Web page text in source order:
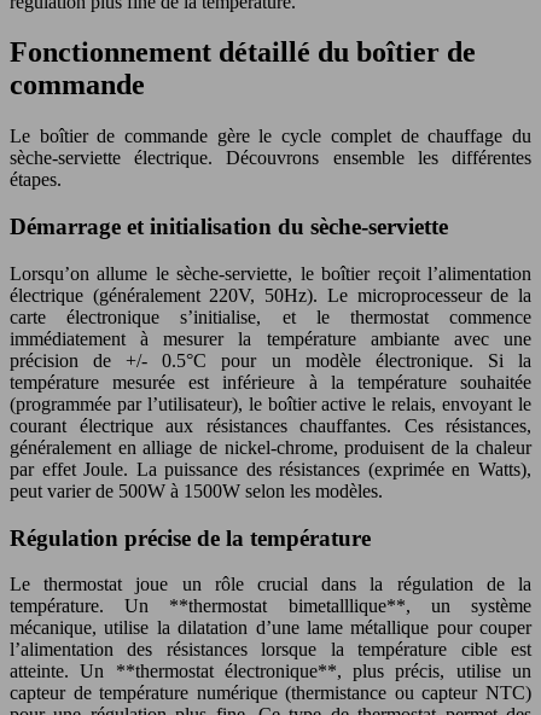
Fonctionnement détaillé du boîtier de
commande
Le boîtier de commande gère le cycle complet de chauffage du
sèche-serviette électrique. Découvrons ensemble les différentes
étapes.
Démarrage et initialisation du sèche-serviette
Lorsqu’on allume le sèche-serviette, le boîtier reçoit l’alimentation
électrique (généralement 220V, 50Hz). Le microprocesseur de la
carte électronique s’initialise, et le thermostat commence
immédiatement à mesurer la température ambiante avec une
précision de +/- 0.5°C pour un modèle électronique. Si la
température mesurée est inférieure à la température souhaitée
(programmée par l’utilisateur), le boîtier active le relais, envoyant le
courant électrique aux résistances chauffantes. Ces résistances,
généralement en alliage de nickel-chrome, produisent de la chaleur
par effet Joule. La puissance des résistances (exprimée en Watts),
peut varier de 500W à 1500W selon les modèles.
Régulation précise de la température
Le thermostat joue un rôle crucial dans la régulation de la
température. Un **thermostat bimetalllique**, un système
mécanique, utilise la dilatation d’une lame métallique pour couper
l’alimentation des résistances lorsque la température cible est
atteinte. Un **thermostat électronique**, plus précis, utilise un
capteur de température numérique (thermistance ou capteur NTC)